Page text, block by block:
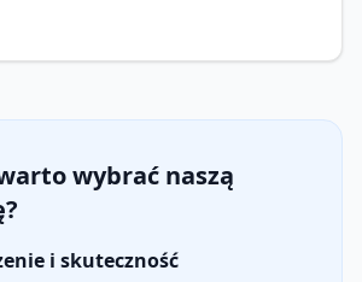
wybrać naszą
i skuteczność